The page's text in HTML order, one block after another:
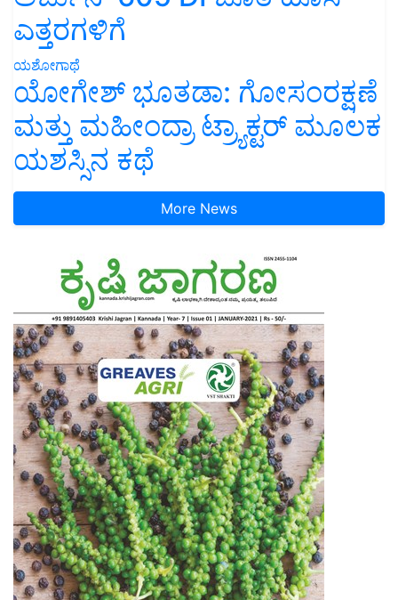
ಎತ್ತರಗಳಿಗೆ
ಯಶೋಗಾಥೆ
ಯೋಗೇಶ್ ಭೂತಡಾ: ಗೋಸಂರಕ್ಷಣೆ
ಮತ್ತು ಮಹೀಂದ್ರಾ ಟ್ರ್ಯಾಕ್ಟರ್ ಮೂಲಕ
ಯಶಸ್ಸಿನ ಕಥೆ
More News